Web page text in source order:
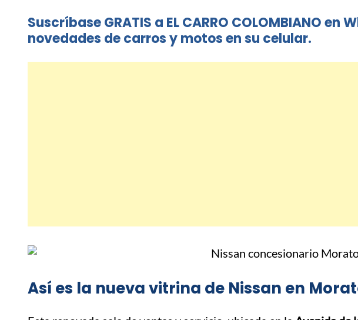
Suscríbase GRATIS a EL CARRO COLOMBIANO
novedades de carros y motos en su celular.
Así es la nueva vitrina de Nissan en